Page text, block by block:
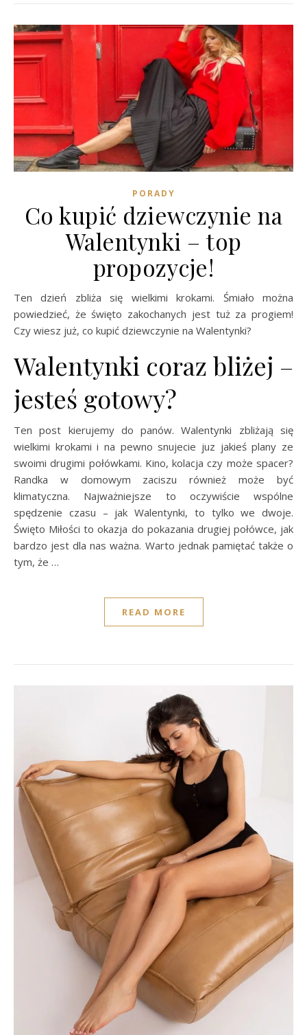
PORADY
Co kupić dziewczynie na
Walentynki – top
propozycje!
Ten dzień zbliża się wielkimi krokami. Śmiało można
powiedzieć, że święto zakochanych jest tuż za progiem!
Czy wiesz już, co kupić dziewczynie na Walentynki?
Walentynki coraz bliżej –
jesteś gotowy?
Ten post kierujemy do panów. Walentynki zbliżają się
wielkimi krokami i na pewno snujecie juz jakieś plany ze
swoimi drugimi połówkami. Kino, kolacja czy może spacer?
Randka w domowym zaciszu również może być
klimatyczna. Najważniejsze to oczywiście wspólne
spędzenie czasu – jak Walentynki, to tylko we dwoje.
Święto Miłości to okazja do pokazania drugiej połówce, jak
bardzo jest dla nas ważna. Warto jednak pamiętać także o
tym, że …
READ MORE